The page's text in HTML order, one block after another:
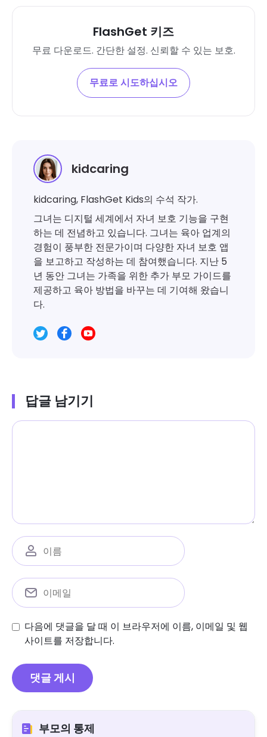
FlashGet 키즈
무료 다운로드. 간단한 설정. 신뢰할 수 있는 보호.
무료로 시도하십시오
kidcaring
kidcaring, FlashGet Kids의 수석 작가.
그녀는 디지털 세계에서 자녀 보호 기능을 구현
하는 데 전념하고 있습니다. 그녀는 육아 업계의
경험이 풍부한 전문가이며 다양한 자녀 보호 앱
을 보고하고 작성하는 데 참여했습니다. 지난 5
년 동안 그녀는 가족을 위한 추가 부모 가이드를
제공하고 육아 방법을 바꾸는 데 기여해 왔습니
다.
답글 남기기
다음에 댓글을 달 때 이 브라우저에 이름, 이메일 및 웹
사이트를 저장합니다.
부모의 통제